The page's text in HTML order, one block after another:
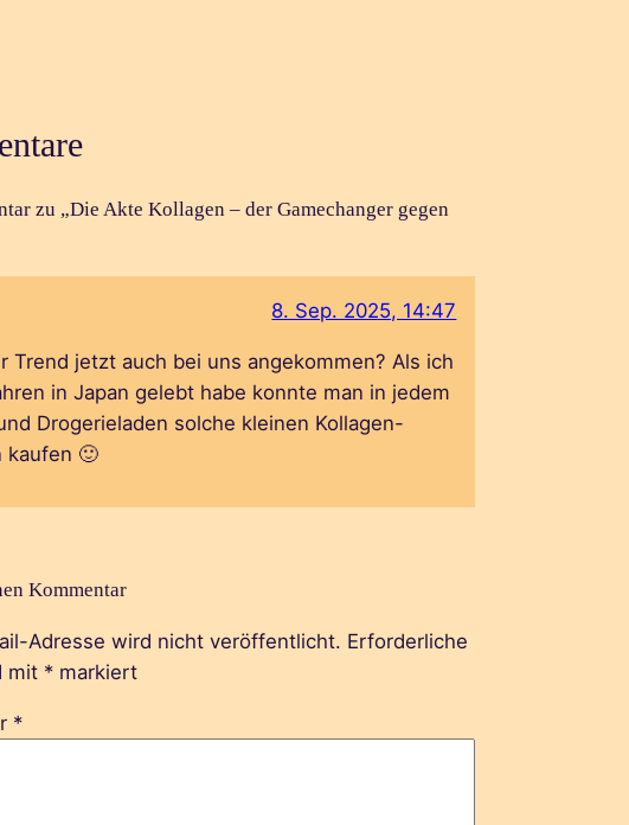
zu „Die Akte Kollagen – der Gamechanger gegen
8. Sep. 2025, 14:47
Trend jetzt auch bei uns angekommen? Als ich
in Japan gelebt habe konnte man in jedem
Drogerieladen solche kleinen Kollagen-
kaufen 🙂
Kommentar
Adresse wird nicht veröffentlicht. Erforderliche
mit * markiert
*